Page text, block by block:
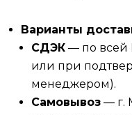
Варианты
СДЭК — по всей
или при
менеджером).
Самовывоз — г.